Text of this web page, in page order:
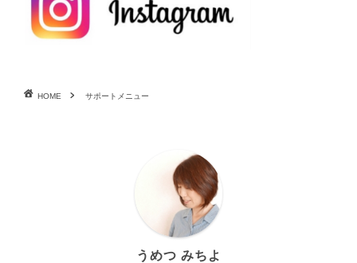
HOME サポートメニュー
うめつ みちよ